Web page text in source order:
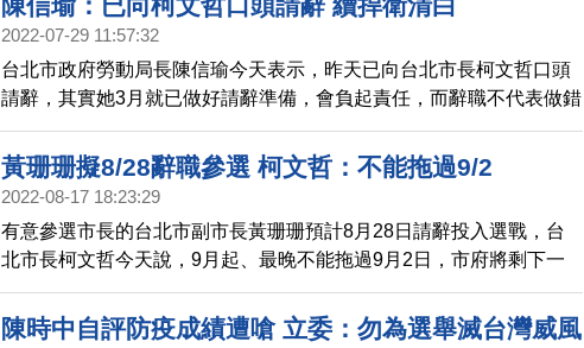
協調補助事宜，並承諾會盡快落實。
陳信瑜：已向柯文哲口頭請辭 續捍衛清白
2022-07-29 11:57:32
台北市政府勞動局長陳信瑜今天表示，昨天已向台北市長柯文哲口頭
請辭，其實她3月就已做好請辭準備，會負起責任，而辭職不代表做錯
事，會持續捍衛清白，一定為清白奮鬥到底。
黃珊珊擬8/28辭職參選 柯文哲：不能拖過9/2
2022-08-17 18:23:29
有意參選市長的台北市副市長黃珊珊預計8月28日請辭投入選戰，台
北市長柯文哲今天說，9月起、最晚不能拖過9月2日，市府將剩下一
名副市長彭振聲。
陳時中自評防疫成績遭嗆 立委：勿為選舉滅台灣威風